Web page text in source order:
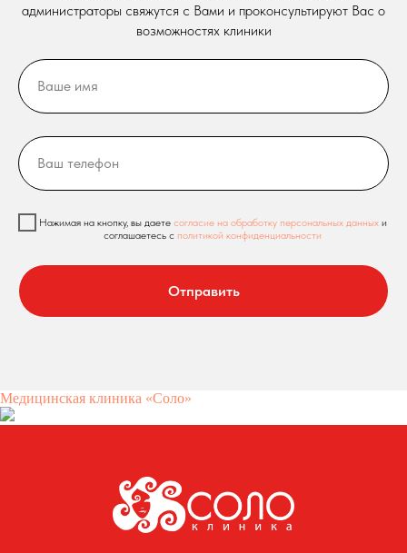
администраторы свяжутся с Вами и проконсультируют Вас о
возможностях клиники
Нажимая на кнопку, вы даете согласие на обработку персональных данных и
соглашаетесь c политикой конфиденциальности
Отправить
Медицинская клиника «Соло»